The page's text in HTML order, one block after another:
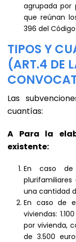
agrupada por
que reúnan
396 del Código
TIPOS Y
(ART.4 DE
Las
cuantías:
A Para la
existente:
En caso de
una cantidad
En caso de
viviendas:
por vivienda,
de 3.500